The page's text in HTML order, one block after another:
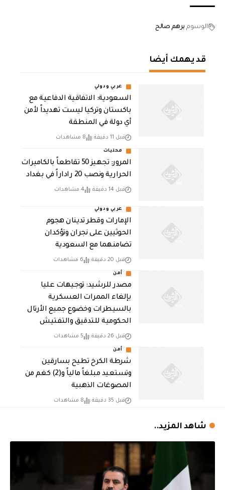
الوسوم برهم صالح
قد يهمك أيضا
عربي ودولي
السعودية: الاتفاقية الدفاعية مع
باكستان وتركيا ليست تهديداً لأمن
أي دولة في المنطقة
قبل 11 دقيقة 8 مشاهدات
محليات
المرور: تجهيز 50 تقاطعاً بالكاميرات
الحرارية ونصب 20 راداراً في بغداد
قبل 14 دقيقة 4 مشاهدات
عربي ودولي
الإمارات وقطر تدينان هجوم
الحوثيين على نجران وتؤكدان
تضامنهما مع السعودية
قبل 20 دقيقة 6 مشاهدات
أمن
مصدر للرشيد: توجيهات عليا
بإلغاء الممرات العسكرية
بالسيطرات وخضوع جميع الأرتال
الحكومية للتدقيق والتفتيش
قبل 26 دقيقة 5 مشاهدات
أمن
شرطة الكرخ تطيح بسارقين
وتستعيد مبلغاً مالياً و(2) كغم من
المصوغات الذهبية
قبل 35 دقيقة 8 مشاهدات
شاهد المزيد..